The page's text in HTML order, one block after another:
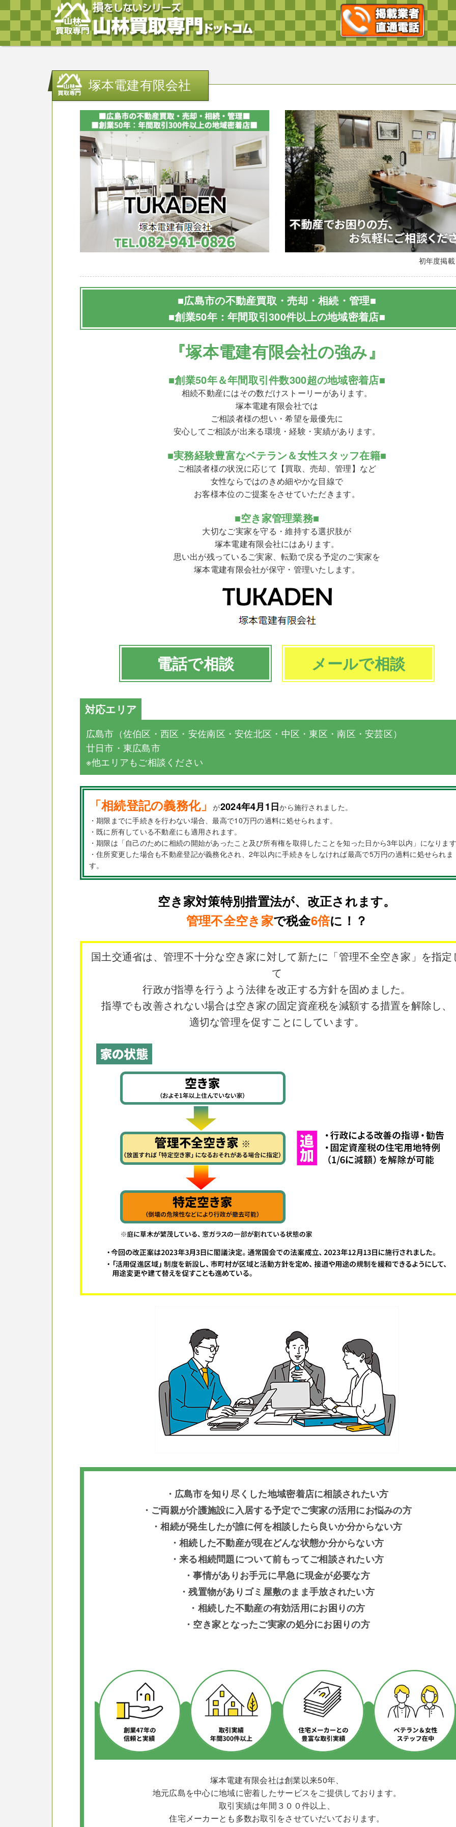
塚本電建有限会社
初年度掲
■広島市の不動産買取・売却・相続・管理■
■創業50年：年間取引300件以上の地域密着店■
『塚本電建有限会社の強み』
■創業50年＆年間取引件数300超の地域密着店■
相続不動産にはその数だけストーリーがあります。
塚本電建有限会社では
ご相談者様の想い・希望を最優先に
安心してご相談が出来る環境・経験・実績があります。
■実務経験豊富なベテラン＆女性スタッフ在籍■
ご相談者様の状況に応じて【買取、売却、管理】など
女性ならではのきめ細やかな目線で
お客様本位のご提案をさせていただきます。
■空き家管理業務■
大切なご実家を守る・維持する選択肢が
塚本電建有限会社にはあります。
思い出が残っているご実家、転勤で戻る予定のご実家を
塚本電建有限会社が保守・管理いたします。
電話で相談 メールで相談
対応エリア
広島市（佐伯区・西区・安佐南区・安佐北区・中区・東区・南区・安芸区）
廿日市・東広島市
※他エリアもご相談ください
「相続登記の義務化」が2024年4月1日から施行されました。
・期限までに手続きを行わない場合、最高で10万円の過料に処せられます。
・既に所有している不動産にも適用されます。
・期限は「自己のために相続の開始があったこと及び所有権を取得したことを知った日から3年以内」になりま
・住所変更した場合も不動産登記が義務化され、2年以内に手続きをしなければ最高で5万円の過料に処せられま
す。
空き家対策特別措置法が、改正されます。
管理不全空き家で税金6倍に！？
国土交通省は、管理不十分な空き家に対して新たに「管理不全空き家」を指定
て
行政が指導を行うよう法律を改正する方針を固めました。
指導でも改善されない場合は空き家の固定資産税を減額する措置を解除し、
適切な管理を促すことにしています。
・広島市を知り尽くした地域密着店に相談されたい方
・ご両親が介護施設に入居する予定でご実家の活用にお悩みの方
・相続が発生したが誰に何を相談したら良いか分からない方
・相続した不動産が現在どんな状態か分からない方
・来る相続問題について前もってご相談されたい方
・事情がありお手元に早急に現金が必要な方
・残置物がありゴミ屋敷のまま手放されたい方
・相続した不動産の有効活用にお困りの方
・空き家となったご実家の処分にお困りの方
塚本電建有限会社は創業以来50年、
地元広島を中心に地域に密着したサービスをご提供しております。
取引実績は年間３００件以上、
住宅メーカーとも多数お取引をさせていだいております。